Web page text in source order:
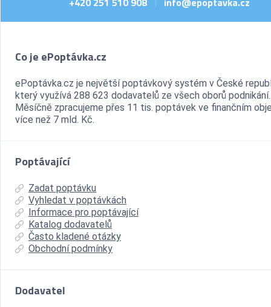
Co je ePoptávka.cz
ePoptávka.cz je největší poptávkový systém v České
který využívá 288 623 dodavatelů ze všech oborů podnikání.
Měsíčně zpracujeme přes 11 tis. poptávek ve finančním
více než 7 mld. Kč.
Poptávající
Zadat poptávku
Vyhledat v poptávkách
Informace pro poptávající
Katalog dodavatelů
Často kladené otázky
Obchodní podmínky
Dodavatel